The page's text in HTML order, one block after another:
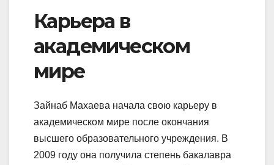
Карьера в
академическом
мире
Зайнаб Махаева начала свою карьеру в
академическом мире после окончания
высшего образовательного учреждения. В
2009 году она получила степень бакалавра